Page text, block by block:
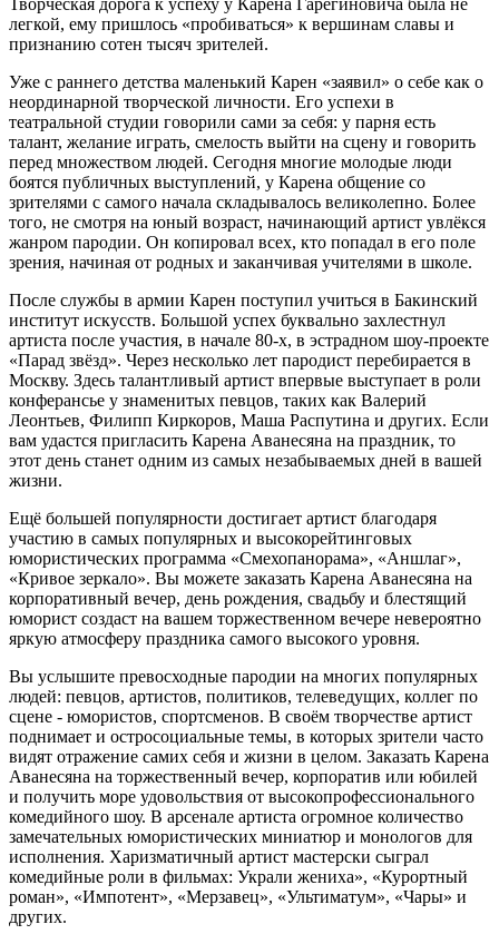
Творческая дорога к успеху у Карена Гарегиновича была не
легкой, ему пришлось «пробиваться» к вершинам славы и
признанию сотен тысяч зрителей.
Уже с раннего детства маленький Карен «заявил» о себе как о
неординарной творческой личности. Его успехи в
театральной студии говорили сами за себя: у парня есть
талант, желание играть, смелость выйти на сцену и говорить
перед множеством людей. Сегодня многие молодые люди
боятся публичных выступлений, у Карена общение со
зрителями с самого начала складывалось великолепно. Более
того, не смотря на юный возраст, начинающий артист увлёкся
жанром пародии. Он копировал всех, кто попадал в его поле
зрения, начиная от родных и заканчивая учителями в школе.
После службы в армии Карен поступил учиться в Бакинский
институт искусств. Большой успех буквально захлестнул
артиста после участия, в начале 80-х, в эстрадном шоу-проекте
«Парад звёзд». Через несколько лет пародист перебирается в
Москву. Здесь талантливый артист впервые выступает в роли
конферансье у знаменитых певцов, таких как Валерий
Леонтьев, Филипп Киркоров, Маша Распутина и других. Если
вам удастся пригласить Карена Аванесяна на праздник, то
этот день станет одним из самых незабываемых дней в вашей
жизни.
Ещё большей популярности достигает артист благодаря
участию в самых популярных и высокорейтинговых
юмористических программа «Смехопанорама», «Аншлаг»,
«Кривое зеркало». Вы можете заказать Карена Аванесяна на
корпоративный вечер, день рождения, свадьбу и блестящий
юморист создаст на вашем торжественном вечере невероятно
яркую атмосферу праздника самого высокого уровня.
Вы услышите превосходные пародии на многих популярных
людей: певцов, артистов, политиков, телеведущих, коллег по
сцене - юмористов, спортсменов. В своём творчестве артист
поднимает и остросоциальные темы, в которых зрители часто
видят отражение самих себя и жизни в целом. Заказать Карена
Аванесяна на торжественный вечер, корпоратив или юбилей
и получить море удовольствия от высокопрофессионального
комедийного шоу. В арсенале артиста огромное количество
замечательных юмористических миниатюр и монологов для
исполнения. Харизматичный артист мастерски сыграл
комедийные роли в фильмах: Украли жениха», «Курортный
роман», «Импотент», «Мерзавец», «Ультиматум», «Чары» и
других.